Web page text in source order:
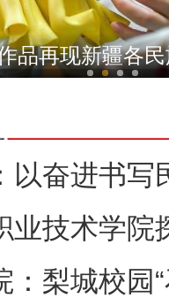
：迎数千只灰鹤
品再现新疆各
以奋进书写
业技术学院
：梨城校园